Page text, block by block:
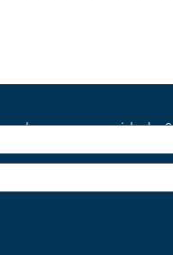
nossas novidades?